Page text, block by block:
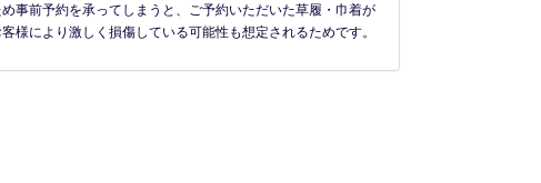
め事前予約を承ってしまうと、ご予約いただいた草履・巾着が
様により激しく損傷している可能性も想定されるためです。